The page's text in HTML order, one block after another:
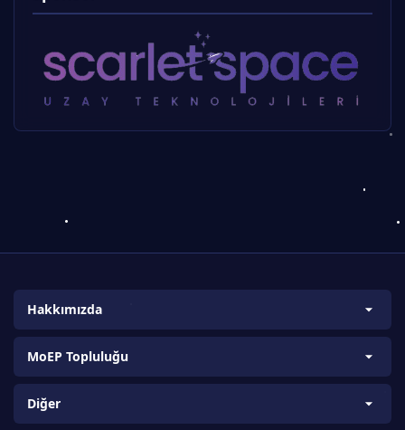
Hakkımızda
Biz Kimiz?
Amaç ve Kapsam
Vizyon ve Misyon
Proje Kurucuları
MoEP Topluluğu
Bilim ve Araştırma Takımları
Ülke Koordinatörleri
Diğer